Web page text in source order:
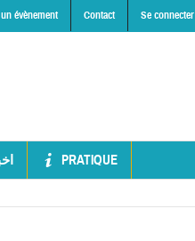
évènement Contact Se connecter
PRATIQUE